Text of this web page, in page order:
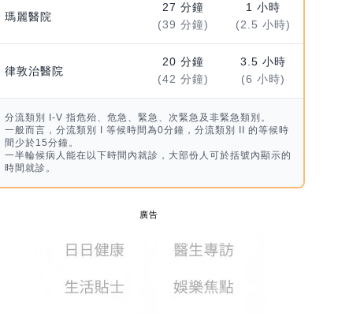
瑪麗醫院
27 分鐘
(39 分鐘)
1 小時
(2.5 小時)
律敦治醫院
20 分鐘
(42 分鐘)
3.5 小時
(6 小時)
分流類別 I-V 指危殆、危急、緊急、次緊急及非緊急類別。
一般而言，分流類別 I 等候時間為0分鐘，分流類別 II 的等候時
間少於15分鐘。
一半輪候病人能在以下時間內就診，大部份人可於括號內顯示的
時間就診。
廣告